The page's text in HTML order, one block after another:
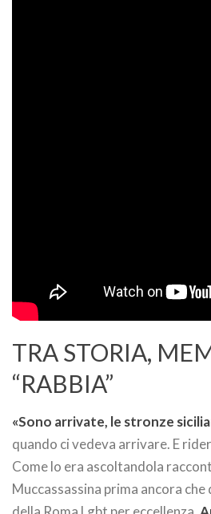
TRA STORIA,
“RABBIA”
«Sono arrivate, le stronze
quando ci vedeva arrivare. E
Come lo era ascoltandola
Muccassassina prima ancora